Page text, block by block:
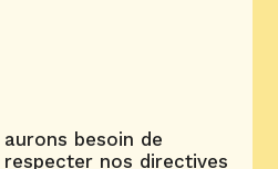
besoin de
nos directives